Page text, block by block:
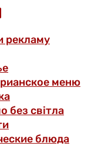
рекламу
меню
без світла
блюда